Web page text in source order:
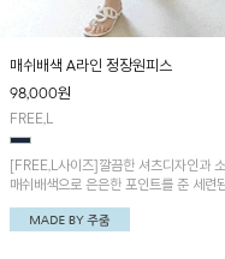
매쉬배색 A라인 정장원피스
98,000원
FREE,L
[FREE,L사이즈]깔끔한 셔츠디자인과 소
매쉬배색으로 은은한 포인트를 준 세련
의 주줌 제작 원피스!